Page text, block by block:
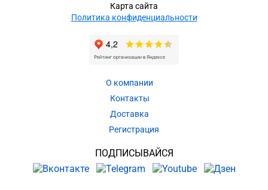
Карта сайта
Политика конфиденциальности
О компании
Контакты
Доставка
Регистрация
ПОДПИСЫВАЙСЯ